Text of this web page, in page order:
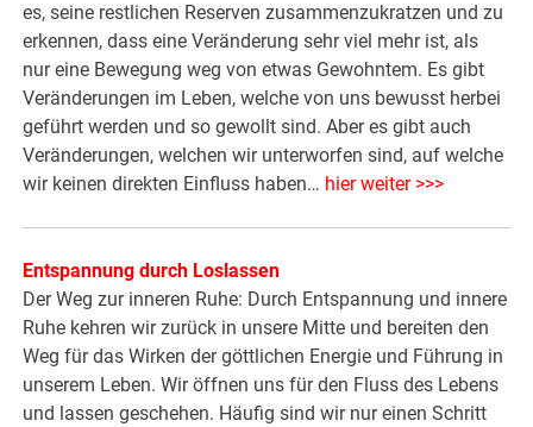
es, seine restlichen Reserven zusammenzukratzen und zu
erkennen, dass eine Veränderung sehr viel mehr ist, als
nur eine Bewegung weg von etwas Gewohntem. Es gibt
Veränderungen im Leben, welche von uns bewusst herbei
geführt werden und so gewollt sind. Aber es gibt auch
Veränderungen, welchen wir unterworfen sind, auf welche
wir keinen direkten Einfluss haben… hier weiter >>>
Entspannung durch Loslassen
Der Weg zur inneren Ruhe: Durch Entspannung und innere
Ruhe kehren wir zurück in unsere Mitte und bereiten den
Weg für das Wirken der göttlichen Energie und Führung in
unserem Leben. Wir öffnen uns für den Fluss des Lebens
und lassen geschehen. Häufig sind wir nur einen Schritt